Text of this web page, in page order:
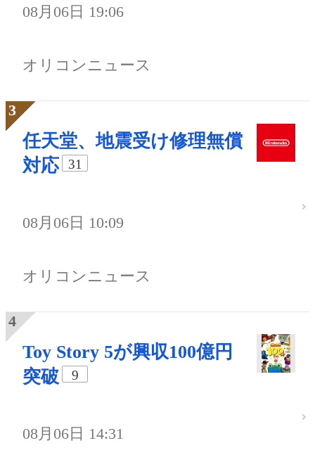
08月06日 19:06
オリコンニュース
任天堂、地震受け修理無償
対応
31
08月06日 10:09
オリコンニュース
Toy Story 5が興収100億円
突破
9
08月06日 14:31